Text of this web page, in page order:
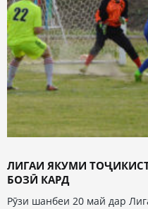
ЛИГАИ ЯКУМИ
БОЗӢ КАРД
Рӯзи шанбеи 20 май дар